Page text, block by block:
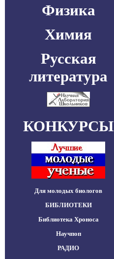
Физика
Химия
Русская
литература
КОНКУРСЫ
Для молодых биологов
БИБЛИОТЕКИ
Библиотека Хроноса
Научпоп
РАДИО